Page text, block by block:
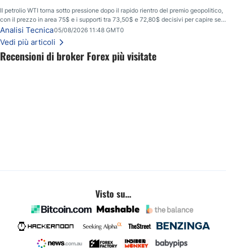
Recensioni di broker Forex più visitate
Il petrolio WTI torna sotto pressione dopo il rapido rientro del premio geopolitico,
con il prezzo in area 75$ e i supporti tra 73,50$ e 72,80$ decisivi per capire se il
ribasso potrà estendersi verso quota 70$.
Analisi Tecnica05/08/2026 11:48 GMT0
Vedi più articoli
Visto su...